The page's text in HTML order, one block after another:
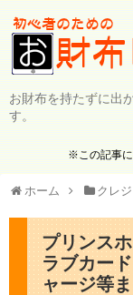
お財布を持たずに出
す。
※この記事に
ホーム クレ
プリンス
ラブカー
ャージ等